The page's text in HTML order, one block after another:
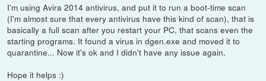
I'm using Avira 2014 antivirus, and put it to run a boot-time scan
(I'm almost sure that every antivirus have this kind of scan), that is
basically a full scan after you restart your PC, that scans even the
starting programs. It found a virus in dgen.exe and moved it to
quarantine... Now it's ok and I didn't have any issue again.
Hope it helps :)